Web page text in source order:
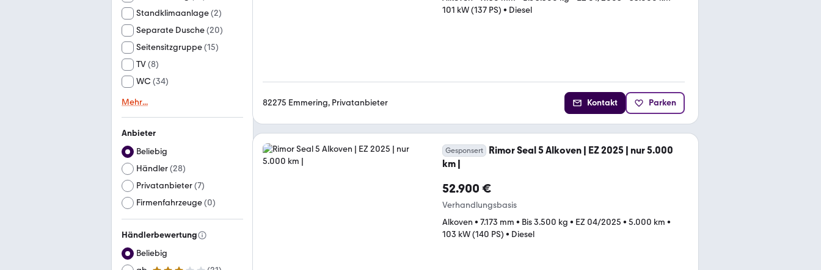
Standklimaanlage(2)
Separate Dusche(20)
Seitensitzgruppe(15)
TV(8)
WC (34)
Mehr...
Anbieter
Beliebig
Händler(28)
Privatanbieter(7)
Firmenfahrzeuge(0)
Händlerbewertung
Beliebig
101 kW (137 PS) • Diesel
82275 Emmering, Privatanbieter Kontakt Parken
Gesponsert
Rimor Seal 5 Alkoven | EZ 2025 | nur 5.000
km |
52.900 €
Verhandlungsbasis
Alkoven • 7.173 mm • Bis 3.500 kg • EZ 04/2025 • 5.000 km •
103 kW (140 PS) • Diesel